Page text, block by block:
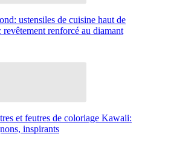
ustensiles de cuisine haut de
revêtement renforcé au diamant
et feutres de coloriage Kawaii:
inspirants